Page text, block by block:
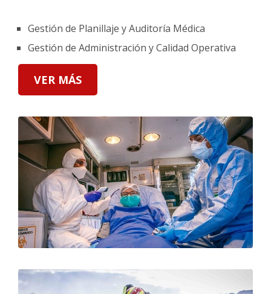
Gestión de Planillaje y Auditoría Médica
Gestión de Administración y Calidad Operativa
VER MÁS